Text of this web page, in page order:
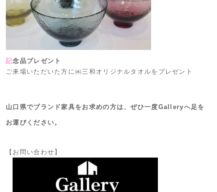
記念品プレゼント
ご来場いただいた方に㈱三和オリジナルタオルをプレゼント
山口県でブランド家具をお求めの方は、ぜひ一度Galleryへ足を
お運びください。
【お問い合わせ】